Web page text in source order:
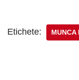
Etichete: MUNCA